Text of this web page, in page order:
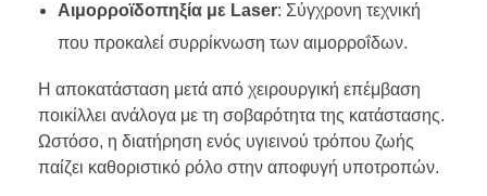
Αιμορροϊδοπηξία με Laser: Σύγχρονη τεχνική
που προκαλεί συρρίκνωση των αιμορροΐδων.
Η αποκατάσταση μετά από χειρουργική επέμβαση
ποικίλλει ανάλογα με τη σοβαρότητα της κατάστασης.
Ωστόσο, η διατήρηση ενός υγιεινού τρόπου ζωής
παίζει καθοριστικό ρόλο στην αποφυγή υποτροπών.